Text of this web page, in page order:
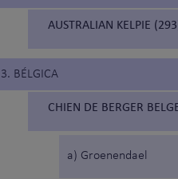
AUSTRALIAN KELPIE
3. BÉLGICA
CHIEN DE BERGER
a) Groenendael